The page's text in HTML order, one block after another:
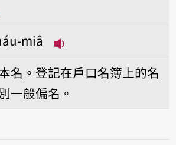
miâ
名。登記在戶口名簿上的名
一般偏名。